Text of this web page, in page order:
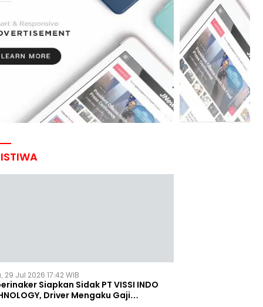
29 Jul 2026 17:42 WIB
Siapkan Sidak PT VISSI INDO
Driver Mengaku Gaji